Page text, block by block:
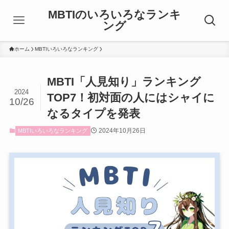
MBTIのいろいろなランキ
ング
ホーム MBTIいろいろなランキング
MBTI「人見知り」ランキング
TOP7！初対面の人にはシャイに
なるタイプを発表
2024
10/26
MBTIいろいろなランキング 2024年10月26日